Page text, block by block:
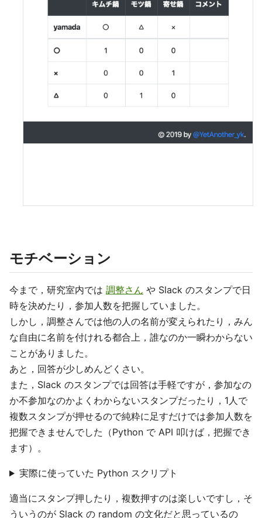
モチベーション
今まで，研究室内では 調整さん や Slack のスタンプで日
時を決めたり，参加人数を把握していました。
しかし，調整さんでは他の人の名前が変えられたり，みん
な自由に名前を付けれる都合上，誰なのか一瞬わからない
ことがありました。
あと，回答が少しめんどくさい。
また，Slack のスタンプでは回答は手軽ですが，参加なの
か不参加なのかよくわからないスタンプだったり，1人で
複数スタンプが押せるので純粋に足すだけでは参加人数を
把握できませんでした（Python で API 叩けば，把握でき
ます）。
実際に使っていた Python スクリプト
適当にスタンプ押したり，複数押すのは楽しいですし，そ
ういうのが Slack の random の文化だと思っているの